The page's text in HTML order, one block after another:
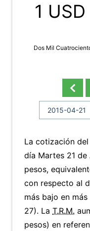
1 USD
Dos Mil
La cotización
día Martes 21
pesos,
con respecto al
más bajo en
27). La T.R.M.
pesos) en